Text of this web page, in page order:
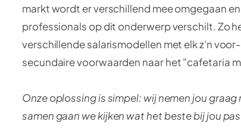
markt wordt er verschillend mee omgegaan en
professionals op dit onderwerp verschilt. Zo
verschillende salarismodellen met elk z'n
secundaire voorwaarden naar het "cafetaria
Onze oplossing is simpel: wij nemen jou
samen gaan we kijken wat het beste bij jou